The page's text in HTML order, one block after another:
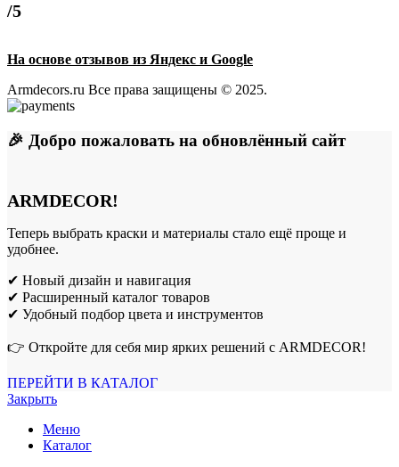
/5
На основе отзывов из Яндекс и Google
Armdecors.ru Все права защищены © 2025. ​
🎉 Добро пожаловать на обновлённый сайт
ARMDECOR!
Теперь выбрать краски и материалы стало ещё проще и
удобнее.
✔ Новый дизайн и навигация
✔ Расширенный каталог товаров
✔ Удобный подбор цвета и инструментов
👉 Откройте для себя мир ярких решений с ARMDECOR!
ПЕРЕЙТИ В КАТАЛОГ
Закрыть
Меню
Каталог